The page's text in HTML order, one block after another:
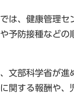
は、健康管理
予防接種など
文部科学省が
関する報酬や